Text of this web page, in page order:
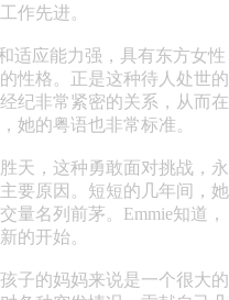
作先进。
适应能力强，具有东方女性
性格。正是这种待人处世的
纪非常紧密的关系，从而在
她的粤语也非常标准。
天，这种勇敢面对挑战，永
要原因。短短的几年间，她
量名列前茅。Emmie知道，
的开始。
子的妈妈来说是一个很大的